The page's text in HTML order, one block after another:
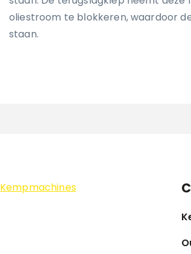
oliestroom te blokkeren, waardoor
staan.
Kempmachines